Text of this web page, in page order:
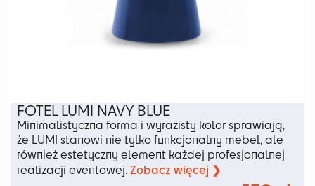
FOTEL LUMI NAVY BLUE
Minimalistyczna forma i wyrazisty kolor sprawiają,
że LUMI stanowi nie tylko funkcjonalny mebel, ale
również estetyczny element każdej profesjonalnej
realizacji eventowej. Zobacz więcej ❯